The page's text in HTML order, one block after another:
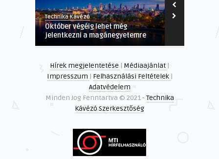
Technika Kávézó
Október végéig lehet még
jelentkezni a magánegyetemre
Hírek megjelentetése | Médiaajánlat |
Impresszum | Felhasználási Feltételek |
Adatvédelem
Minden Jog Fenntartva © 2021 - Technika
Kávézó Szerkesztőség